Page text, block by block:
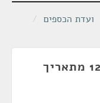
ועדת הכספים /
ישיבת ועדה של הכנסת ה-12 מתאריך